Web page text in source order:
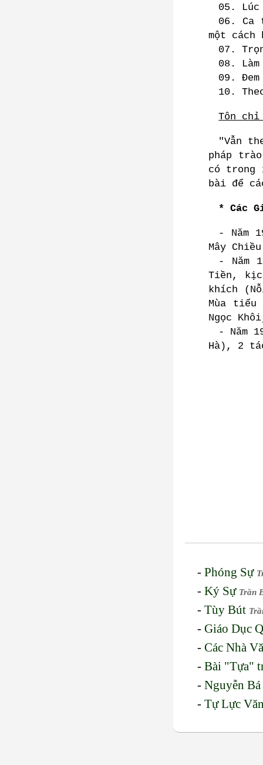
05.
06. Ca
một
07.
08.
09.
10.
Tôn chỉ
"Vẫn
pháp
có trong
bài để
* Các
- Năm
Mây
- Năm
Tiền,
khích
Mùa tiểu
Ngọc
- Năm
Hà), 2
-Phóng Sự
-Ký Sự Trần
-Tùy Bút
-Giáo Dục
-Các Nhà
-Bài "Tựa"
-Nguyễn
-Tự Lực